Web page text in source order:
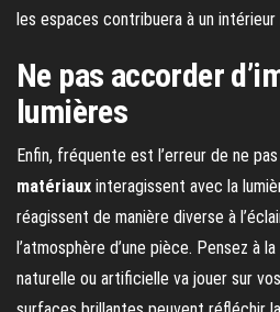
les espaces contribuera à un intérieur
Ne pas accorder
lumières
Enfin, fréquente est l’erreur de ne
matériaux interagissent avec la
réagissent de manière diverse à
l’atmosphère d’une pièce. Pensez à
naturelle ou artificielle va jouer sur